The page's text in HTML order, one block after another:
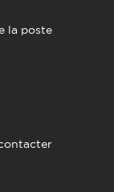
la poste